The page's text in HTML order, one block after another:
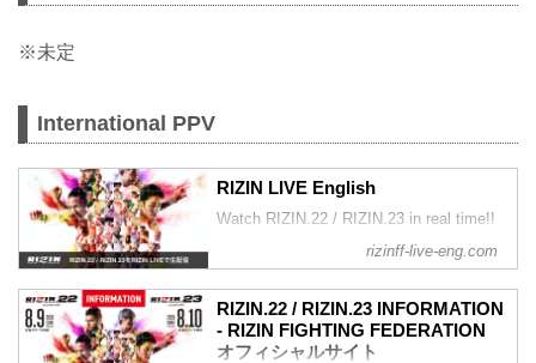
※未定
International PPV
RIZIN LIVE English
Watch RIZIN.22 / RIZIN.23 in real time!!
rizinff-live-eng.com
RIZIN.22 / RIZIN.23 INFORMATION
- RIZIN FIGHTING FEDERATION
オフィシャルサイト